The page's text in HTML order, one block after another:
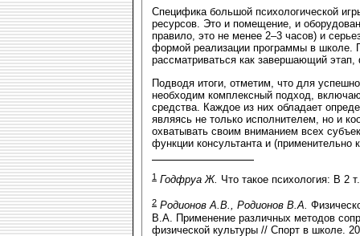
Специфика большой психологической
ресурсов. Это и помещение, и
правило, это не менее 2–3 часов) и
формой реализации программы в школе.
рассматриваться как завершающий
Подводя итоги, отметим, что для
необходим комплексный подход,
средства. Каждое из них обладает
являясь не только исполнителем, но и
охватывать своим вниманием всех
функции консультанта и (применительно
1 Годфруа Ж. Что такое психология: В
2 Родионов А.В., Родионов В.А.
В.А. Применение различных методов
физической культуры // Спорт в школе.